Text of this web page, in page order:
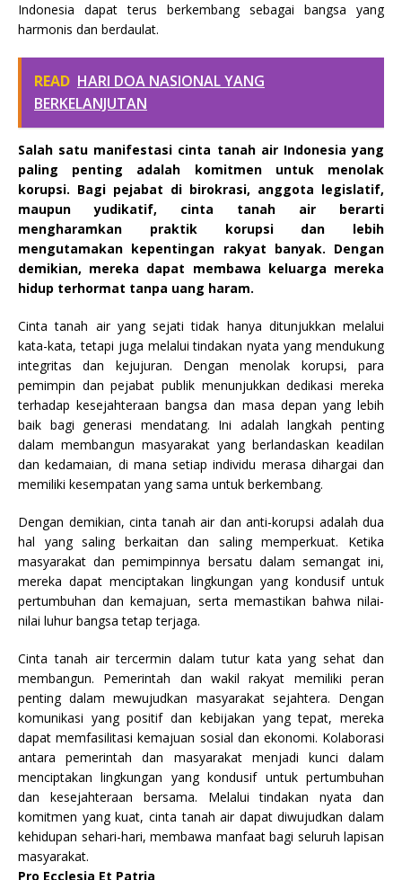
Indonesia dapat terus berkembang sebagai bangsa yang
harmonis dan berdaulat.
READ HARI DOA NASIONAL YANG
BERKELANJUTAN
Salah satu manifestasi cinta tanah air Indonesia yang
paling penting adalah komitmen untuk menolak
korupsi. Bagi pejabat di birokrasi, anggota legislatif,
maupun yudikatif, cinta tanah air berarti
mengharamkan praktik korupsi dan lebih
mengutamakan kepentingan rakyat banyak. Dengan
demikian, mereka dapat membawa keluarga mereka
hidup terhormat tanpa uang haram.
Cinta tanah air yang sejati tidak hanya ditunjukkan melalui
kata-kata, tetapi juga melalui tindakan nyata yang mendukung
integritas dan kejujuran. Dengan menolak korupsi, para
pemimpin dan pejabat publik menunjukkan dedikasi mereka
terhadap kesejahteraan bangsa dan masa depan yang lebih
baik bagi generasi mendatang. Ini adalah langkah penting
dalam membangun masyarakat yang berlandaskan keadilan
dan kedamaian, di mana setiap individu merasa dihargai dan
memiliki kesempatan yang sama untuk berkembang.
Dengan demikian, cinta tanah air dan anti-korupsi adalah dua
hal yang saling berkaitan dan saling memperkuat. Ketika
masyarakat dan pemimpinnya bersatu dalam semangat ini,
mereka dapat menciptakan lingkungan yang kondusif untuk
pertumbuhan dan kemajuan, serta memastikan bahwa nilai-
nilai luhur bangsa tetap terjaga.
Cinta tanah air tercermin dalam tutur kata yang sehat dan
membangun. Pemerintah dan wakil rakyat memiliki peran
penting dalam mewujudkan masyarakat sejahtera. Dengan
komunikasi yang positif dan kebijakan yang tepat, mereka
dapat memfasilitasi kemajuan sosial dan ekonomi. Kolaborasi
antara pemerintah dan masyarakat menjadi kunci dalam
menciptakan lingkungan yang kondusif untuk pertumbuhan
dan kesejahteraan bersama. Melalui tindakan nyata dan
komitmen yang kuat, cinta tanah air dapat diwujudkan dalam
kehidupan sehari-hari, membawa manfaat bagi seluruh lapisan
masyarakat.
Pro Ecclesia Et Patria